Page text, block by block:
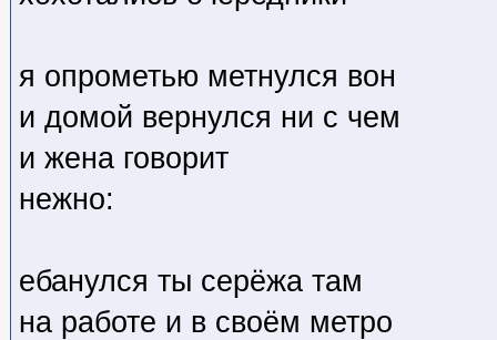
я опрометью метнулся вон
и домой вернулся ни с чем
и жена говорит
нежно:
ебанулся ты серёжа там
на работе и в своём метро